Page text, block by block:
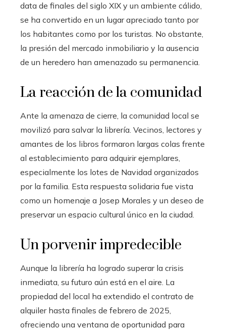
data de finales del siglo XIX y un ambiente cálido,
se ha convertido en un lugar apreciado tanto por
los habitantes como por los turistas. No obstante,
la presión del mercado inmobiliario y la ausencia
de un heredero han amenazado su permanencia.
La reacción de la comunidad
Ante la amenaza de cierre, la comunidad local se
movilizó para salvar la librería. Vecinos, lectores y
amantes de los libros formaron largas colas frente
al establecimiento para adquirir ejemplares,
especialmente los lotes de Navidad organizados
por la familia. Esta respuesta solidaria fue vista
como un homenaje a Josep Morales y un deseo de
preservar un espacio cultural único en la ciudad.
Un porvenir impredecible
Aunque la librería ha logrado superar la crisis
inmediata, su futuro aún está en el aire. La
propiedad del local ha extendido el contrato de
alquiler hasta finales de febrero de 2025,
ofreciendo una ventana de oportunidad para